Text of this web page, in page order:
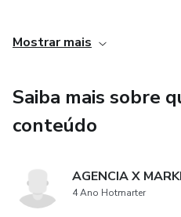
feito em seu próprio ritmo,
programação.
4. Aprenda habilidades
sua carreira ou negócio,
impressionantes para suas
Mostrar mais
Saiba mais sobre
conteúdo
AGENCIA X
4 Ano Hotmarter